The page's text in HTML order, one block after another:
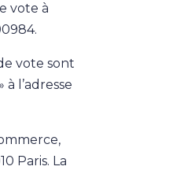
vote à
vote sont
l’adresse
Paris. La